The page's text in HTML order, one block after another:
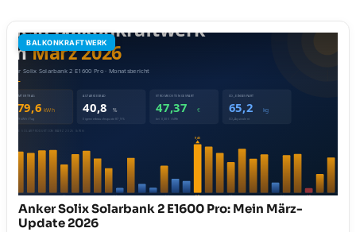
Anker Solix Solarbank 2 E1600 Pro: Mein März-
Update 2026
BALKONKRAFTWERK